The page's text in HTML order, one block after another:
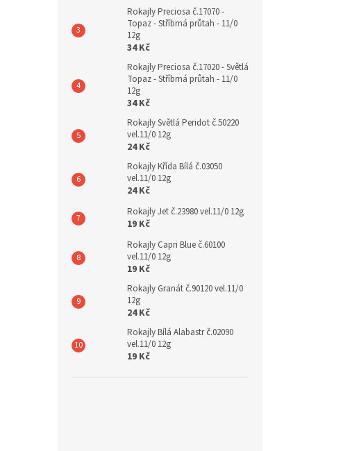
Rokajly Preciosa č.17070 -
Topaz - Stříbrná průtah - 11/0
12g
34 Kč
Rokajly Preciosa č.17020 - Světlá
Topaz - Stříbrná průtah - 11/0
12g
34 Kč
Rokajly Světlá Peridot č.50220
vel.11/0 12g
24 Kč
Rokajly Křída Bílá č.03050
vel.11/0 12g
24 Kč
Rokajly Jet č.23980 vel.11/0 12g
19 Kč
Rokajly Capri Blue č.60100
vel.11/0 12g
19 Kč
Rokajly Granát č.90120 vel.11/0
12g
24 Kč
Rokajly Bílá Alabastr č.02090
vel.11/0 12g
19 Kč